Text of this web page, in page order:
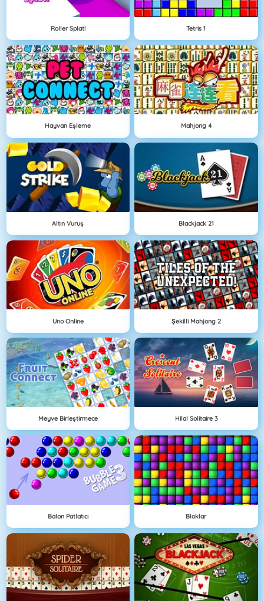
Roller Splat! Tetris 1
Hayvan Eşleme Mahjong 4
Altın Vuruş Blackjack 21
Uno Online Şekilli Mahjong 2
Meyve Birleştirmece Hilal Solitaire 3
Balon Patlatıcı Bloklar